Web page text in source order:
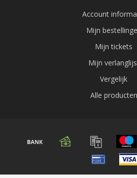
Account
Mijn
Mijn tickets
Mijn
Vergelijk
Alle producten